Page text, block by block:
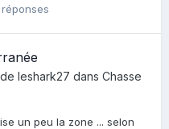
leshark27 dans Chasse
un peu la zone ... selon